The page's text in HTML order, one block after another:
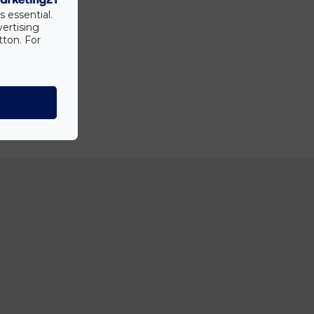
belső / külső
-20°C/ +35°C| Ház anyaga: műanyag / aluminium
forma és kivitel elsősorban köztéri világítás
essential.
For